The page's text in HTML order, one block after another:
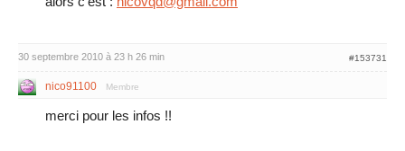
30 septembre 2010 à 23 h 26 min #153731
nico91100 Membre
merci pour les infos !!